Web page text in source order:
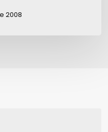
2008